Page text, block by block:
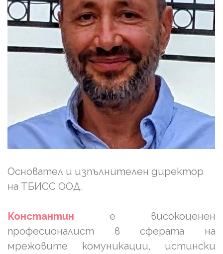
Основател и изпълнителен директор
на ТБИСС ООД.
Константин е високоценен
професионалист в сферата на
мрежовите комуникации, истински